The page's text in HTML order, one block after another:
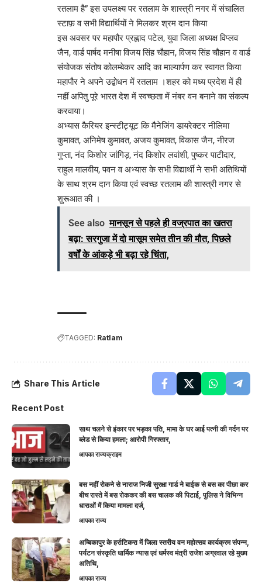
रतलाम है” इस उपलक्ष्य पर रतलाम के शास्त्री नगर में संचालित
स्टाफ़ व सभी विद्यार्थियों ने मिलकर श्रम दान किया
इस अवसर पर महापौर प्रह्लाद पटेल, युवा जिला अध्यक्ष विप्लव
जैन, वार्ड पार्षद मनीषा विजय सिंह चौहान, विजय सिंह चौहान व वार्ड
संयोजक संतोष कोलम्बेकर आदि का माल्यार्पण कर स्वागत किया
महापौर ने अपने उद्बोधन में रतलाम ।शहर को मध्य प्रदेश में ही
नहीं अपितु पूरे भारत देश में स्वच्छता में नंबर वन बनाने का संकल्प
करवाया।
अभ्यास कैरियर इन्स्टीट्यूट कि मैनेजिंग डायरेक्टर नीलिमा
कुमावत, अनिमेष कुमावत, अजय कुमावत, विकास जैन, नीरज
गुप्ता, नंद किशोर जांगिड़, नंद किशोर लवांशी, पुष्कर पाटीदार,
राहुल मालवीय, पवन व अभ्यास के सभी विद्यार्थी ने सभी अतिथियों
के साथ श्रम दान किया एवं स्वच्छ रतलाम की शास्त्री नगर से
शुरूआत की ।
See also मानसून से पहले ही वज्रपात का खतरा
बढ़ा: सरगुजा में दो मासूम समेत तीन की मौत, पिछले
वर्षों के आंकड़े भी बढ़ा रहे चिंता,
TAGGED: Ratlam
Share This Article
Recent Post
साथ चलने से इंकार पर भड़का पति, मामा के घर आई पत्नी की गर्दन पर
ब्लेड से किया हमला; आरोपी गिरफ्तार,
आपका राज्यक्राइम
बस नहीं रोकने से नाराज निजी सुरक्षा गार्ड ने बाईक से बस का पीछा कर
बीच रास्ते में बस रोककर की बस चालक की पिटाई, पुलिस ने विभिन्न
धाराओं में किया मामला दर्ज,
आपका राज्य
अम्बिकापुर के हर्राटिकरा में जिला स्तरीय वन महोत्सव कार्यक्रम संपन्न,
पर्यटन संस्कृति धार्मिक न्यास एवं धर्मस्व मंत्री राजेश अग्रवाल रहे मुख्य
अतिथि,
आपका राज्य